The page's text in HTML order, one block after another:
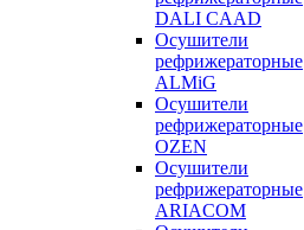
DALI CAAD
Осушители
рефрижераторные
ALMiG
Осушители
рефрижераторные
OZEN
Осушители
рефрижераторные
ARIACOM